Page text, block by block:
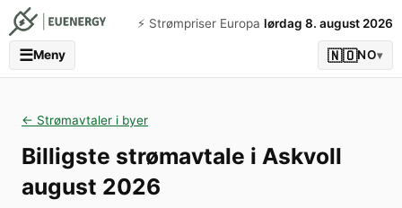
⚡️ Strømpriser Europa lørdag 8. august 2026
☰Meny 🇳🇴NO▾
← Strømavtaler i byer
Billigste strømavtale i Askvoll
august 2026